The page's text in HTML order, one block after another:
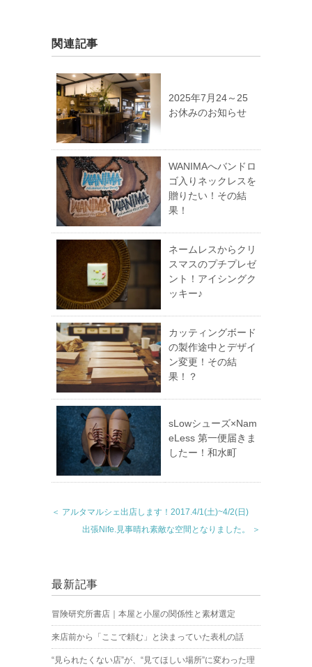
関連記事
2025年7月24～25
お休みのお知らせ
WANIMAへバンドロ
ゴ入りネックレスを
贈りたい！その結
果！
ネームレスからクリ
スマスのプチプレゼ
ント！アイシングク
ッキー♪
カッティングボード
の製作途中とデザイ
ン変更！その結
果！？
sLowシューズ×Nam
eLess 第一便届きま
したー！和水町
＜ アルタマルシェ出店します！2017.4/1(土)~4/2(日)
出張Nife.見事晴れ素敵な空間となりました。 ＞
最新記事
冒険研究所書店｜本屋と小屋の関係性と素材選定
来店前から「ここで頼む」と決まっていた表札の話
“見られたくない店”が、“見てほしい場所”に変わった理